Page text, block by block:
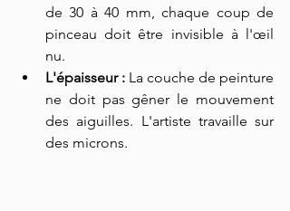
de 30 à 40 mm, chaque coup de
pinceau doit être invisible à l'œil
nu.
L'épaisseur : La couche de peinture
ne doit pas gêner le mouvement
des aiguilles. L'artiste travaille sur
des microns.